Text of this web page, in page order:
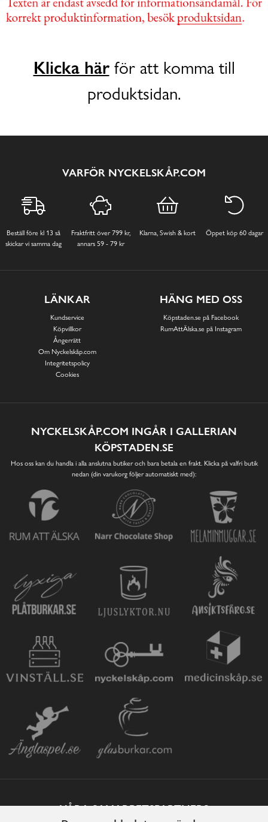
Klicka härför att komma till
produktsidan.
VARFÖR NYCKELSKÅP.COM
Beställ före kl 13 så
skickar vi samma dag
Fraktfritt över 799 kr,
annars 59 - 79 kr
Klarna, Swish & kort Öppet köp 60 dagar
LÄNKAR
Kundservice
Köpvillkor
Ångerrätt
Om Nyckelskåp.com
Integritetspolicy
Cookies
HÄNG MED OSS
Köpstaden.se på Facebook
RumAttÄlska.se på Instagram
NYCKELSKÅP.COM INGÅR I GALLERIAN
KÖPSTADEN.SE
Hos oss kan du handla i alla anslutna butiker och bara betala en frakt. Klicka på valfri butik
nedan (din varukorg följer automatiskt med):
VÅRA SAMARBETSPARTNERS